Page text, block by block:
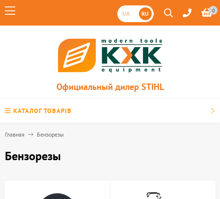
UA RU 0
Официальный дилер STIHL
КАТАЛОГ ТОВАРІВ
Главная Бензорезы
Бензорезы